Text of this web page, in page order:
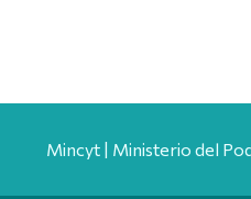
Mincyt | Ministerio del